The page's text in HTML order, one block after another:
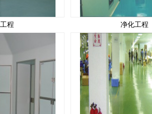
程 净化工程